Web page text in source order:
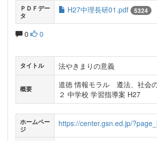
ＰＤＦデー
タ
H27中理長研01.pdf 5324
0 0
タイトル 法やきまりの意義
概要
道徳 情報モラル 遵法、社会
２ 中学校 学習指導案 H27
ホームペー
ジ
https://center.gsn.ed.jp/